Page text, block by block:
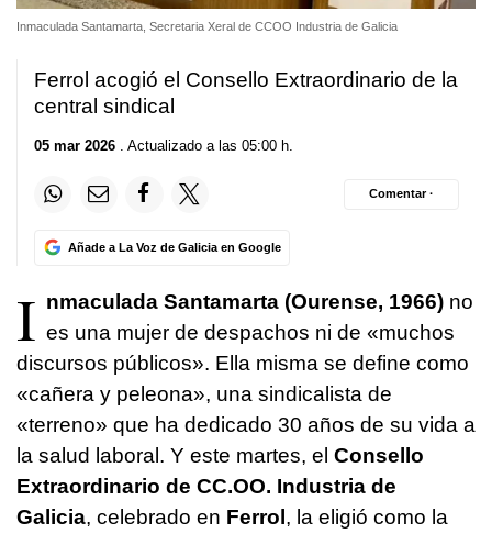
Inmaculada Santamarta, Secretaria Xeral de CCOO Industria de Galicia
Ferrol acogió el Consello Extraordinario de la
central sindical
05 mar 2026 . Actualizado a las 05:00 h.
Añade a La Voz de Galicia en Google
Comentar ·
I nmaculada Santamarta (Ourense, 1966) no
es una mujer de despachos ni de «muchos
discursos públicos». Ella misma se define como
«cañera y peleona», una sindicalista de
«terreno» que ha dedicado 30 años de su vida a
la salud laboral. Y este martes, el Consello
Extraordinario de CC.OO. Industria de
Galicia, celebrado en Ferrol, la eligió como la